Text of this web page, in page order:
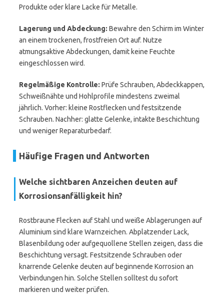
Produkte oder klare Lacke für Metalle.
Lagerung und Abdeckung: Bewahre den Schirm im Winter
an einem trockenen, frostfreien Ort auf. Nutze
atmungsaktive Abdeckungen, damit keine Feuchte
eingeschlossen wird.
Regelmäßige Kontrolle: Prüfe Schrauben, Abdeckkappen,
Schweißnähte und Hohlprofile mindestens zweimal
jährlich. Vorher: kleine Rostflecken und festsitzende
Schrauben. Nachher: glatte Gelenke, intakte Beschichtung
und weniger Reparaturbedarf.
Häufige Fragen und Antworten
Welche sichtbaren Anzeichen deuten auf
Korrosionsanfälligkeit hin?
Rostbraune Flecken auf Stahl und weiße Ablagerungen auf
Aluminium sind klare Warnzeichen. Abplatzender Lack,
Blasenbildung oder aufgequollene Stellen zeigen, dass die
Beschichtung versagt. Festsitzende Schrauben oder
knarrende Gelenke deuten auf beginnende Korrosion an
Verbindungen hin. Solche Stellen solltest du sofort
markieren und weiter prüfen.